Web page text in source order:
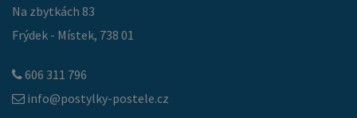
Na zbytkách 83
Frýdek - Místek, 738 01
606 311 796
info@postylky-postele.cz